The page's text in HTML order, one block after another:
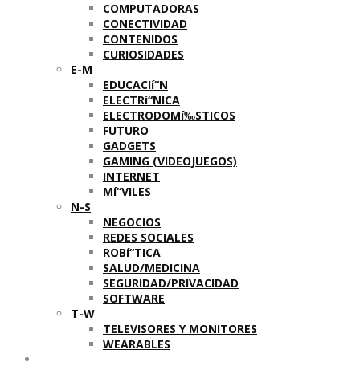
COMPUTADORAS
CONECTIVIDAD
CONTENIDOS
CURIOSIDADES
E-M
EDUCACIí“N
ELECTRí“NICA
ELECTRODOMí‰STICOS
FUTURO
GADGETS
GAMING (VIDEOJUEGOS)
INTERNET
Mí“VILES
N-S
NEGOCIOS
REDES SOCIALES
ROBí“TICA
SALUD/MEDICINA
SEGURIDAD/PRIVACIDAD
SOFTWARE
T-W
TELEVISORES Y MONITORES
WEARABLES